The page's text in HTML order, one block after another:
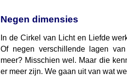
Negen dimensies
In de Cirkel van Licht en Liefde
Of negen verschillende lagen
meer? Misschien wel. Maar die
er meer zijn. We gaan uit van wat